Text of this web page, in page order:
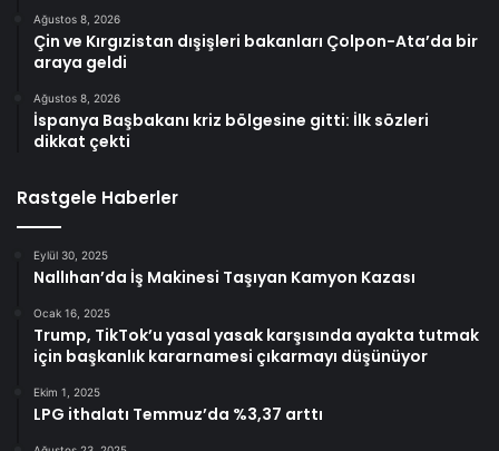
Ağustos 8, 2026
Çin ve Kırgızistan dışişleri bakanları Çolpon-Ata’da bir
araya geldi
Ağustos 8, 2026
İspanya Başbakanı kriz bölgesine gitti: İlk sözleri
dikkat çekti
Rastgele Haberler
Eylül 30, 2025
Nallıhan’da İş Makinesi Taşıyan Kamyon Kazası
Ocak 16, 2025
Trump, TikTok’u yasal yasak karşısında ayakta tutmak
için başkanlık kararnamesi çıkarmayı düşünüyor
Ekim 1, 2025
LPG ithalatı Temmuz’da %3,37 arttı